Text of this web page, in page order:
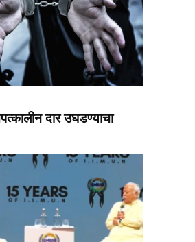
दार उघडण्याचा